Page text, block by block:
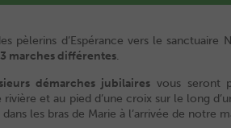
pèlerins d’Espérance vers le sanctuaire
3 marches différentes.
démarches jubilaires vous seront
rivière et au pied d’une croix sur le long
les bras de Marie à l’arrivée de notre